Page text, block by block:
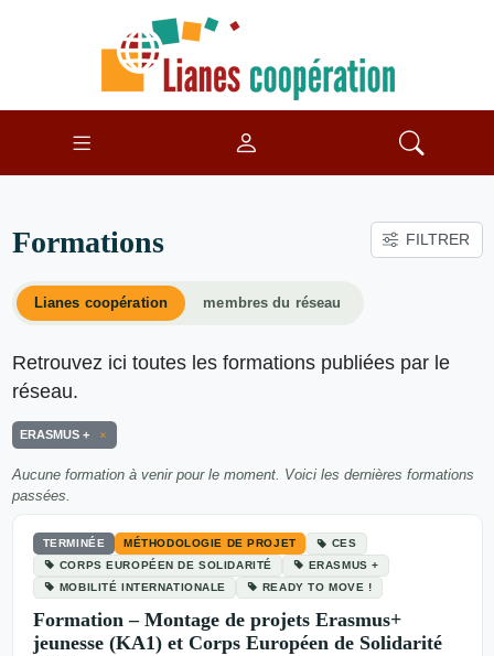
Formations FILTRER
Lianes coopération membres du réseau
Retrouvez ici toutes les formations publiées par le
réseau.
ERASMUS +
Aucune formation à venir pour le moment. Voici les dernières formations
passées.
TERMINÉE MÉTHODOLOGIE DE PROJET
CES
CORPS EUROPÉEN DE SOLIDARITÉ
ERASMUS +
MOBILITÉ INTERNATIONALE
READY TO MOVE !
Formation – Montage de projets Erasmus+
jeunesse (KA1) et Corps Européen de Solidarité